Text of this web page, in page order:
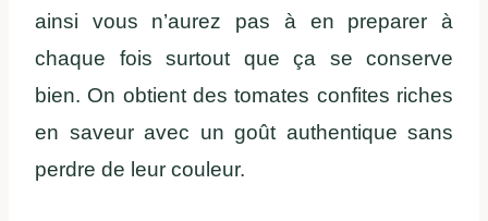
ainsi vous n’aurez pas à en preparer à
chaque fois surtout que ça se conserve
bien. On obtient des tomates confites riches
en saveur avec un goût authentique sans
perdre de leur couleur.